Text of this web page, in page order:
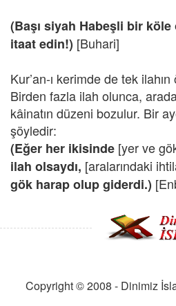
(Başı siyah Habeşli bir
itaat edin!) [Buhari]
Kur’an-ı kerimde de tek
Birden fazla ilah olunca,
kâinatın düzeni bozulur. Bir
şöyledir:
(Eğer her ikisinde [yer ve
ilah olsaydı, [aralarındaki
gök harap olup giderdi.)
Copyright © 2008 - Dinimiz